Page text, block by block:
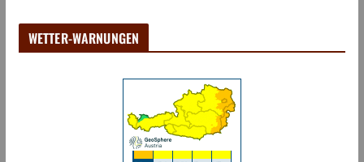
WETTER-WARNUNGEN